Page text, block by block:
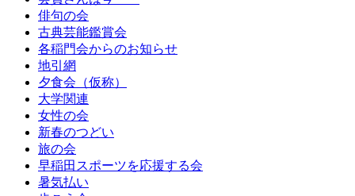
俳句の会
古典芸能鑑賞会
各稲門会からのお知らせ
地引網
夕食会（仮称）
大学関連
女性の会
新春のつどい
旅の会
早稲田スポーツを応援する会
暑気払い